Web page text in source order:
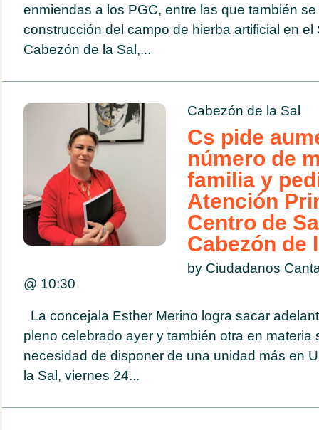
enmiendas a los PGC, entre las que también
construcción del campo de hierba artificial en
Cabezón de la Sal,...
Cabezón de la Sal
Cs pide
número de
familia y
Atención
Centro de
Cabezón de
by Ciudadanos
@ 10:30
La concejala Esther Merino logra sacar
pleno celebrado ayer y también otra en materia
necesidad de disponer de una unidad más en
la Sal, viernes 24...